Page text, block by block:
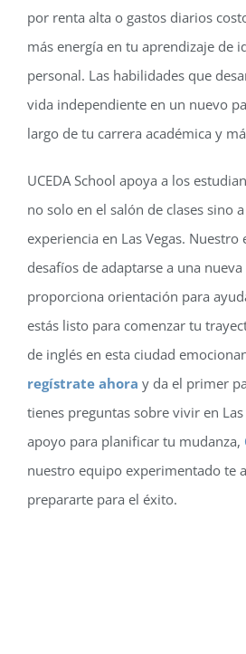
por renta alta o gastos diarios
más energía en tu aprendizaje de
personal. Las habilidades que
vida independiente en un nuevo
largo de tu carrera académica y
UCEDA School apoya a los
no solo en el salón de clases sino
experiencia en Las Vegas.
desafíos de adaptarse a una
proporciona orientación para
estás listo para comenzar tu
de inglés en esta ciudad
regístrate ahora y da el primer
tienes preguntas sobre vivir en Las
apoyo para planificar tu mudanza,
nuestro equipo experimentado te
prepararte para el éxito.